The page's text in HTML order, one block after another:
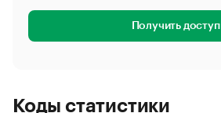
Получить доступ
Коды статистики